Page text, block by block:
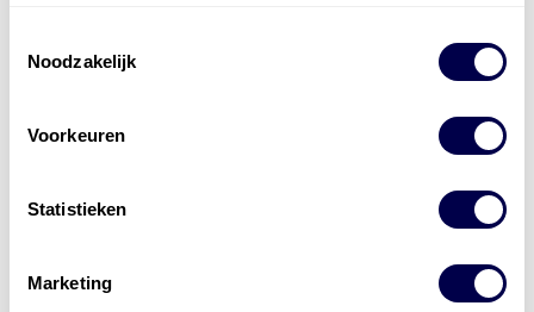
Noodzakelijk
Voorkeuren
Statistieken
Marketing